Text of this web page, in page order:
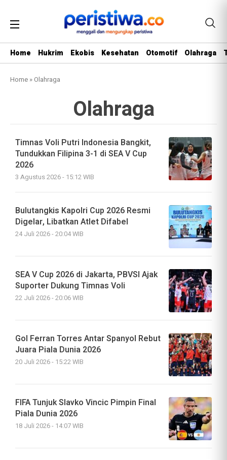
Home Hukrim Ekobis Kesehatan Otomotif Olahraga
Home »Olahraga
Olahraga
Timnas Voli Putri Indonesia Bangkit,
Tundukkan Filipina 3-1 di SEA V Cup
2026
3 Agustus 2026 - 15:12 WIB
Bulutangkis Kapolri Cup 2026 Resmi
Digelar, Libatkan Atlet Difabel
24 Juli 2026 - 20:04 WIB
SEA V Cup 2026 di Jakarta, PBVSI Ajak
Suporter Dukung Timnas Voli
22 Juli 2026 - 20:06 WIB
Gol Ferran Torres Antar Spanyol Rebut
Juara Piala Dunia 2026
20 Juli 2026 - 15:22 WIB
FIFA Tunjuk Slavko Vincic Pimpin Final
Piala Dunia 2026
18 Juli 2026 - 14:07 WIB